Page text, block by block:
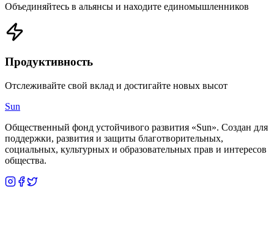
Объединяйтесь в альянсы и находите единомышленников
Продуктивность
Отслеживайте свой вклад и достигайте новых высот
Sun
Общественный фонд устойчивого развития «Sun». Создан для
поддержки, развития и защиты благотворительных,
социальных, культурных и образовательных прав и интересов
общества.